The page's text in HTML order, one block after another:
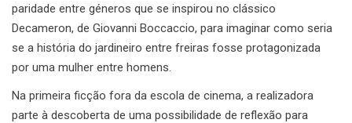
paridade entre géneros que se inspirou no clássico
Decameron, de Giovanni Boccaccio, para imaginar como seria
se a história do jardineiro entre freiras fosse protagonizada
por uma mulher entre homens.
Na primeira ficção fora da escola de cinema, a realizadora
parte à descoberta de uma possibilidade de reflexão para